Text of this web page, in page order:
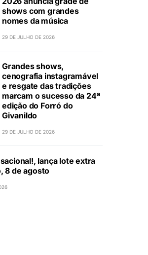
shows com grandes
nomes da música
29 DE JULHO DE 2026
Grandes shows,
cenografia instagramável
e resgate das tradições
marcam o sucesso da 24ª
edição do Forró do
Givanildo
29 DE JULHO DE 2026
lança lote extra
8 de agosto